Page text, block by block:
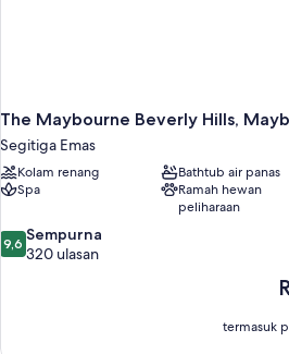
The Maybourne Beverly Hills,
Segitiga Emas
Kolam renang
Bathtub air panas
Spa
Ramah hewan
peliharaan
9.6
dari
9,6 Sempurna
320 ulasan
termasuk